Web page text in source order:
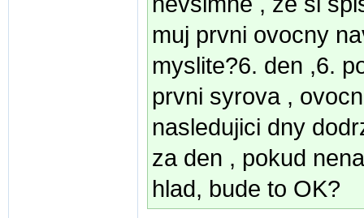
muj prvni ovocny
myslite?6. den ,6.
prvni syrova ,
nasledujici dny
za den , pokud
hlad, bude to OK?